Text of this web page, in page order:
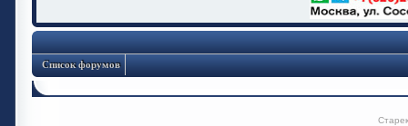
Список форумов